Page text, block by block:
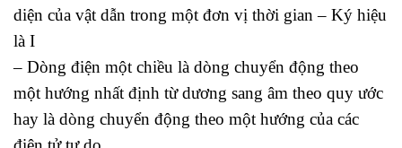
diện của vật dẫn trong một đơn vị thời gian – Ký hiệu
là I
– Dòng điện một chiều là dòng chuyển động theo
một hướng nhất định từ dương sang âm theo quy ước
hay là dòng chuyển động theo một hướng của các